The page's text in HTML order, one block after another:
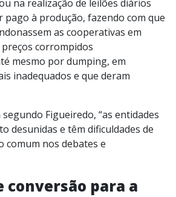
na realização de leilões diários
pago à produção, fazendo com que
as cooperativas em
corrompidos
mesmo por dumping, em
inadequados e que deram
Figueiredo, “as entidades
desunidas e têm dificuldades de
comum nos debates e
conversão para a